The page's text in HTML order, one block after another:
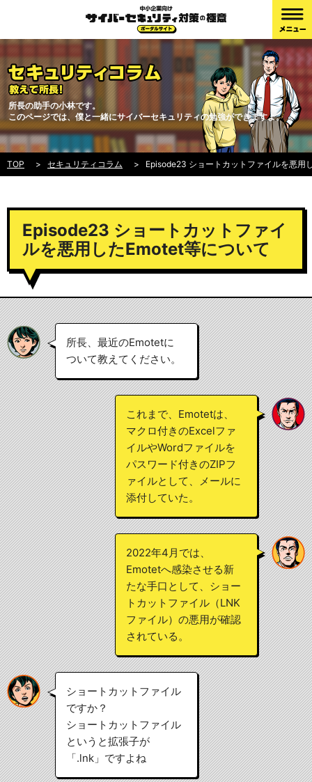
所長の助手の小林です。
このページでは、僕と一緒にサイバーセキュリティの勉強ができますよ。
TOP セキュリティコラム Episode23 ショートカットファイルを悪用
Episode23 ショートカットファイ
ルを悪用したEmotet等について
所長、最近のEmotetに
ついて教えてください。
これまで、Emotetは、
マクロ付きのExcelファ
イルやWordファイルを
パスワード付きのZIPフ
ァイルとして、メールに
添付していた。
2022年4月では、
Emotetへ感染させる新
たな手口として、ショー
トカットファイル（LNK
ファイル）の悪用が確認
されている。
ショートカットファイル
ですか？
ショートカットファイル
というと拡張子が
「.lnk」ですよね